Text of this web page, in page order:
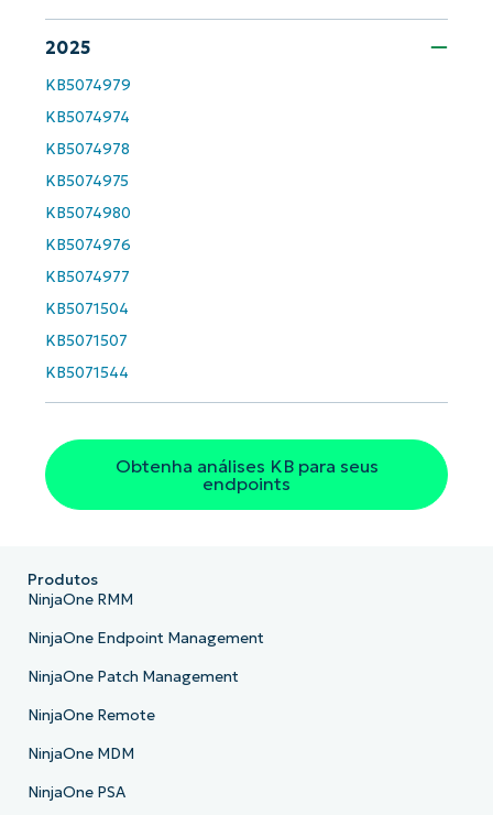
2025
KB5074979
KB5074974
KB5074978
KB5074975
KB5074980
KB5074976
KB5074977
KB5071504
KB5071507
KB5071544
Obtenha análises KB para seus
endpoints
name*
Business
Phone
País
Company
Produtos
NinjaOne RMM
NinjaOne Endpoint Management
NinjaOne Patch Management
NinjaOne Remote
NinjaOne MDM
NinjaOne PSA